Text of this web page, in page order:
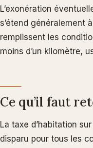
L’exonération
s’étend généralement
remplissent les
moins d’un kilomètre,
Ce qu’il faut
La taxe d’habitation
disparu pour tous les